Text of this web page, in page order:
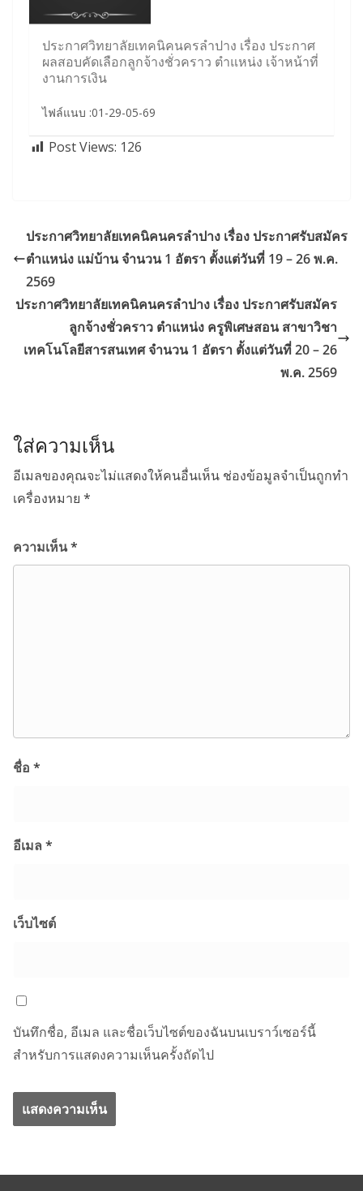
ประกาศวิทยาลัยเทคนิคนครลำปาง เรื่อง ประกาศ
ผลสอบคัดเลือกลูกจ้างชั่วคราว ตำแหน่ง เจ้าหน้าที่
งานการเงิน
ไฟล์แนบ :01-29-05-69
Post Views: 126
ประกาศวิทยาลัยเทคนิคนครลำปาง เรื่อง ประกาศรับสมัคร
ตำแหน่ง แม่บ้าน จำนวน 1 อัตรา ตั้งแต่วันที่ 19 – 26 พ.ค.
2569
ประกาศวิทยาลัยเทคนิคนครลำปาง เรื่อง ประกาศรับสมัคร
ลูกจ้างชั่วคราว ตำแหน่ง ครูพิเศษสอน สาขาวิชา
เทคโนโลยีสารสนเทศ จำนวน 1 อัตรา ตั้งแต่วันที่ 20 – 26
พ.ค. 2569
ใส่ความเห็น
อีเมลของคุณจะไม่แสดงให้คนอื่นเห็น ช่องข้อมูลจำเป็นถูกทำ
เครื่องหมาย *
ความเห็น*
ชื่อ *
อีเมล *
เว็บไซต์
บันทึกชื่อ, อีเมล และชื่อเว็บไซต์ของฉันบนเบราว์เซอร์นี้
สำหรับการแสดงความเห็นครั้งถัดไป